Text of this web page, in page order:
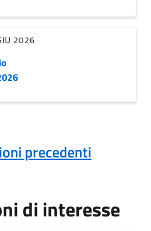
2026
precedenti
di interesse